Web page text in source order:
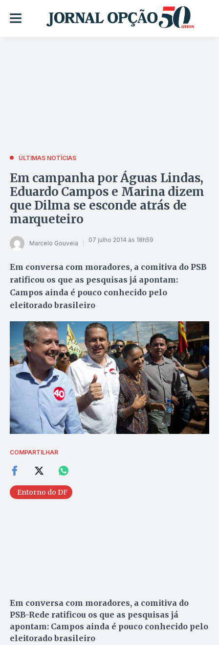
ÚLTIMAS NOTÍCIAS
Em campanha por Águas Lindas,
Eduardo Campos e Marina dizem
que Dilma se esconde atrás de
marqueteiro
Marcelo Gouveia 07 julho 2014 às 18h59
Em conversa com moradores, a comitiva do PSB
ratificou os que as pesquisas já apontam:
Campos ainda é pouco conhecido pelo
eleitorado brasileiro
COMPARTILHAR
Entorno do DF
Em conversa com moradores, a comitiva do
PSB-Rede ratificou os que as pesquisas já
apontam: Campos ainda é pouco conhecido pelo
eleitorado brasileiro